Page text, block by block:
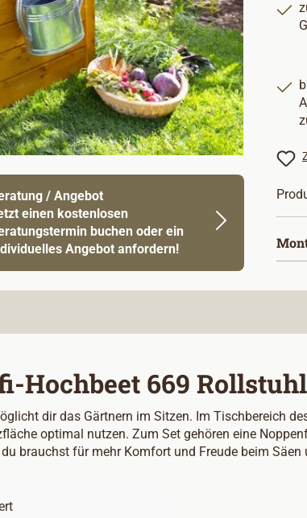
/ Angebot
einen kostenlosen
buchen oder ein
Angebot anfordern!
669
dir das Gärtnern im Sitzen. Im Tischbereich
optimal nutzen. Zum Set gehören eine
brauchst für mehr Komfort und Freude beim Säen